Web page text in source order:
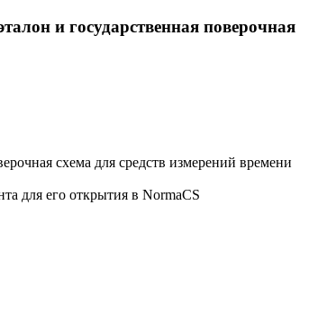
и государственная поверочная
схема для средств измерений времени
для его открытия в NormaCS